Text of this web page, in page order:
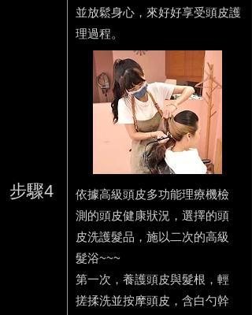
步驟4
並放鬆身心，來好好享受頭皮護
理過程。
依據高級頭皮多功能理療機檢
測的頭皮健康狀況，選擇的頭
皮洗護髮品，施以二次的高級
髮浴~~~
第一次，養護頭皮與髮根，輕
搓揉洗並按摩頭皮，​含白勺幹